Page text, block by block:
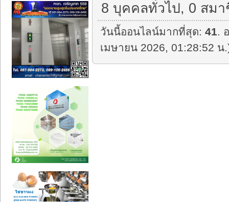
8 บุคคลทั่วไป, 0 สม
วันนี้ออนไลน์มากที่สุด:41.
เมษายน 2026, 01:28:52 น